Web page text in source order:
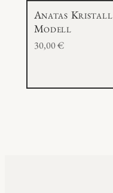
Anatas Kristall
Modell
30,00€